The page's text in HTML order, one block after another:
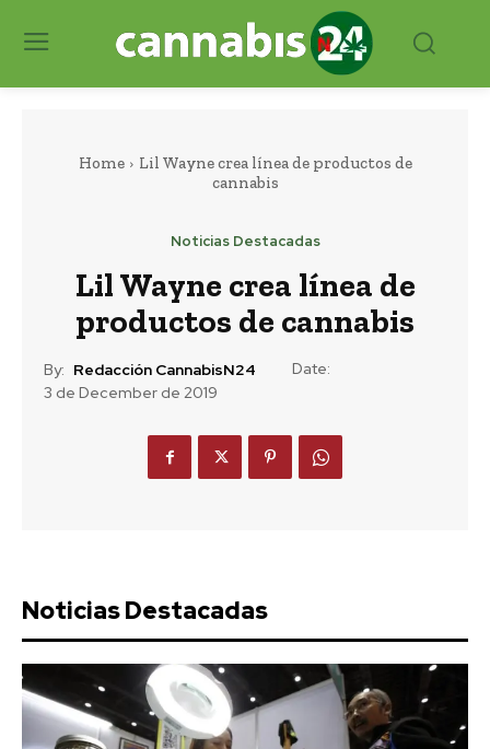
Home
Lil Wayne crea línea de productos de
cannabis
Noticias Destacadas
Lil Wayne crea línea de
productos de cannabis
By: Redacción CannabisN24
Date:
3 de December de 2019
Noticias Destacadas